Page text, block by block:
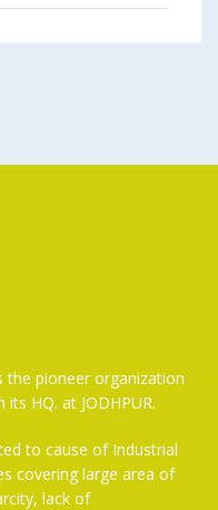
the pioneer organization
HQ. at JODHPUR.
to cause of Industrial
covering large area of
lack of